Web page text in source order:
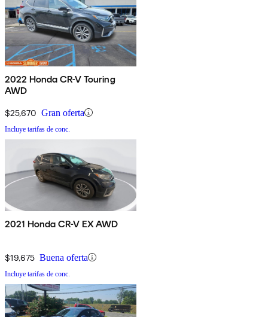
2022 Honda CR-V Touring
AWD
$25,670 Gran oferta
Incluye tarifas de conc.
2021 Honda CR-V EX AWD
$19,675 Buena oferta
Incluye tarifas de conc.